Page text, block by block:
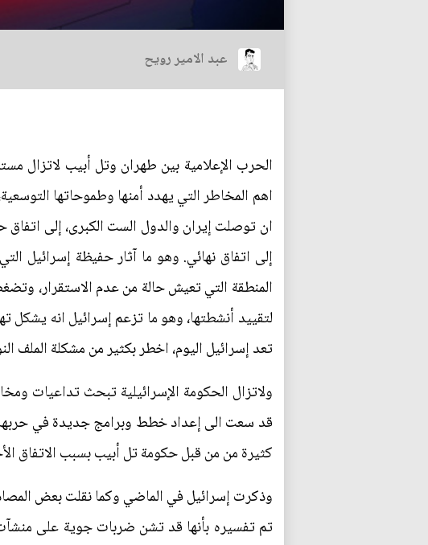
عبد الامير رويح
الحرب الإعلامية بين طهران وتل أبيب لاتزال
اهم المخاطر التي يهدد أمنها وطموحاتها
ان توصلت إيران والدول الست الكبرى، إلى
إلى اتفاق نهائي. وهو ما آثار حفيظة إسرائيل
المنطقة التي تعيش حالة من عدم الاستقرار،
لتقييد أنشطتها، وهو ما تزعم إسرائيل انه
تعد إسرائيل اليوم، اخطر بكثير من مشكلة الملف
ولاتزال الحكومة الإسرائيلية تبحث تداعيات
قد سعت الى إعداد خطط وبرامج جديدة في حربها
كثيرة من من قبل حكومة تل أبيب بسبب الاتفاق
وذكرت إسرائيل في الماضي وكما نقلت بعض
تم تفسيره بأنها قد تشن ضربات جوية على